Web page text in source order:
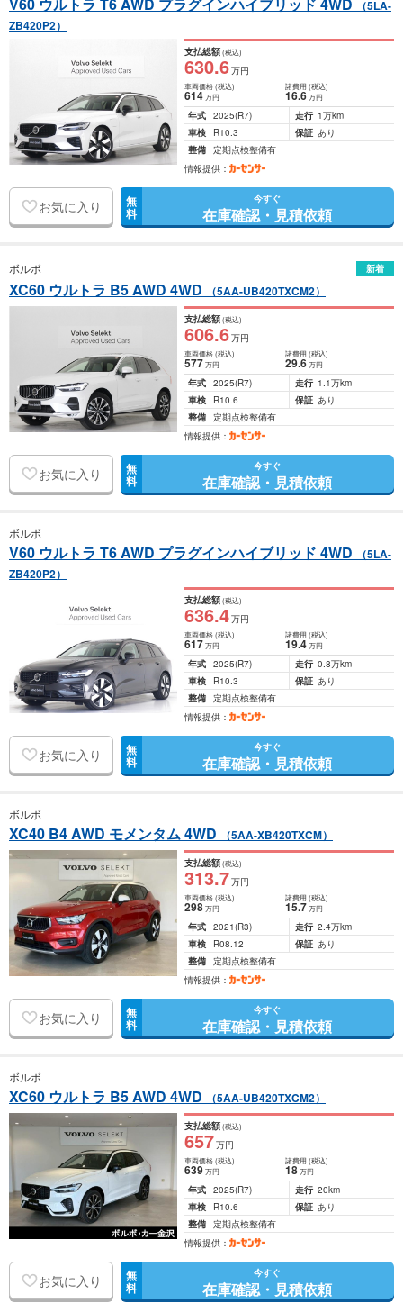
（5LA-
ZB420P2）
支払総額(税込)
630.6万円
車両価格(税込)
614万円
諸費用 (税込)
16.6 万円
年式 2025(R7) 走行 1万km
車検
R10.3 保証 あり
整備 定期点検整備有
情報提供：
お気に入り 無
料
今すぐ
在庫確認・見積依頼
ボルボ 新着
XC60 ウルトラ B5 AWD 4WD （5AA-UB420TXCM2）
支払総額(税込)
606.6万円
車両価格(税込)
577万円
諸費用 (税込)
29.6 万円
年式 2025(R7) 走行 1.1万km
車検
R10.6 保証 あり
整備 定期点検整備有
情報提供：
お気に入り 無
料
今すぐ
在庫確認・見積依頼
ボルボ
V60 ウルトラ T6 AWD プラグインハイブリッド 4WD
（5LA-
ZB420P2）
支払総額(税込)
636.4万円
車両価格(税込)
617万円
諸費用 (税込)
19.4 万円
年式 2025(R7) 走行 0.8万km
車検
R10.3 保証 あり
整備 定期点検整備有
情報提供：
お気に入り 無
料
今すぐ
在庫確認・見積依頼
ボルボ
XC40 B4 AWD モメンタム 4WD （5AA-XB420TXCM）
支払総額(税込)
313.7万円
車両価格(税込)
298万円
諸費用 (税込)
15.7 万円
年式 2021(R3) 走行 2.4万km
車検
R08.12 保証 あり
整備 定期点検整備有
情報提供：
お気に入り 無
料
今すぐ
在庫確認・見積依頼
ボルボ
XC60 ウルトラ B5 AWD 4WD （5AA-UB420TXCM2）
支払総額(税込)
657万円
車両価格(税込)
639万円
諸費用 (税込)
18 万円
年式 2025(R7) 走行 20km
車検
R10.6 保証 あり
整備 定期点検整備有
情報提供：
お気に入り 無
料
今すぐ
在庫確認・見積依頼